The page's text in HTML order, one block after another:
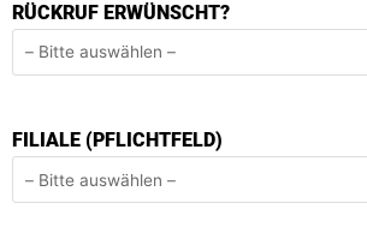
RÜCKRUF ERWÜNSCHT?
FILIALE (PFLICHTFELD)